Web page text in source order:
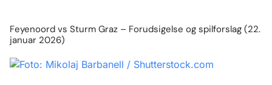
Feyenoord vs Sturm Graz – Forudsigelse og spilforslag (22.
januar 2026)